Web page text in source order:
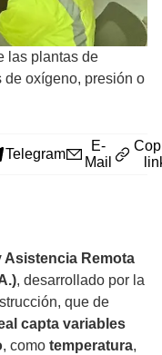
las plantas de
de oxígeno, presión o
Telegram
E-
Mail
Asistencia Remota
, desarrollado por la
que de
capta variables
, como temperatura,